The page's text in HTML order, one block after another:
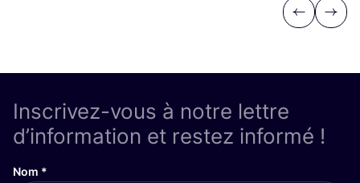
Previous
Next
Inscrivez-vous à notre lettre
d’information et restez informé !
Nom *